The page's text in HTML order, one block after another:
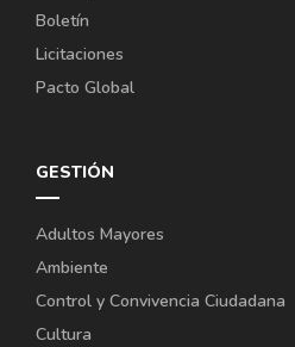
Boletín
Licitaciones
Pacto Global
GESTIÓN
Adultos Mayores
Ambiente
Control y Convivencia Ciudadana
Cultura